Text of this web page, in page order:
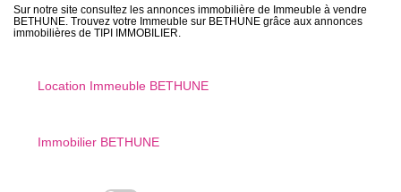
Vendre
Créer une alerte
Sur notre site consultez les annonces immobilière de Immeuble à vendre
BETHUNE. Trouvez votre Immeuble sur BETHUNE grâce aux annonces
immobilières de TIPI IMMOBILIER.
Location Immeuble BETHUNE
Immobilier BETHUNE